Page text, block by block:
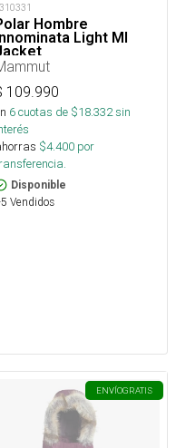
Hombre
Innominata Light Ml
109.990
6cuotas de $18.332sin
$4.400 por
Disponible
Vendidos
ENVÍOGRATIS